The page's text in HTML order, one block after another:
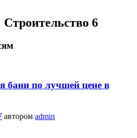
Строительство 6
бани по лучшей цене в
автором admin